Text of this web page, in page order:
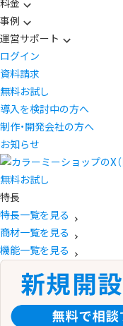
料金
事例
運営サポート
ログイン
資料請求
無料お試し
導入を検討中の方へ
制作・開発会社の方へ
お知らせ
無料お試し
特長
特長一覧を見る
商材一覧を見る
機能一覧を見る